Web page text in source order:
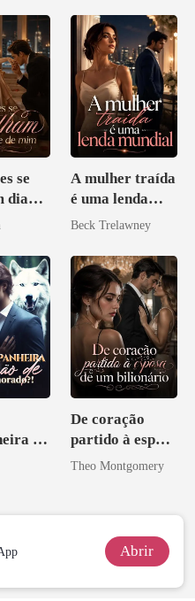
se
diante
A mulher traída
é uma lenda
mundial
Beck Trelawney
do
De coração
partido à esposa
de um bilionário
Theo Montgomery
Abrir